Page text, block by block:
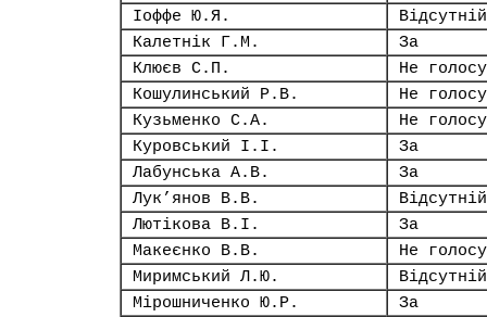
Іоффе Ю.Я.
Відсутній
Калетнік Г.М.
За
Клюєв С.П.
Не
Кошулинський Р.В.
Не
Кузьменко С.А.
Не
Куровський І.І.
За
Лабунська А.В.
За
Лук’янов В.В.
Відсутній
Лютікова В.І.
За
Макеєнко В.В.
Не
Миримський Л.Ю.
Відсутній
Мірошниченко Ю.Р.
За